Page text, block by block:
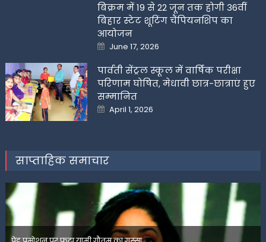
बिक्रम में 19 से 22 जून तक होगी 36वीं
बिहार स्टेट शूटिंग चैंपियनशिप का
आयोजन
Posted
on
June 17, 2026
पार्वती सेंट्रल स्कूल में वार्षिक परीक्षा
परिणाम घोषित, मेधावी छात्र-छात्राएं हुए
सम्मानित
Posted
on
April 1, 2026
साप्ताहिक समाचार